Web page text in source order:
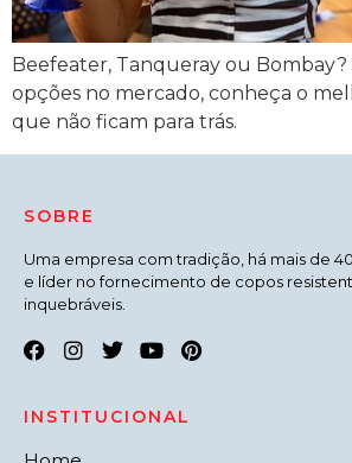
Beefeater, Tanqueray ou Bombay?
opções no mercado, conheça o
que não ficam para trás.
SOBRE
Uma empresa com tradição, há mais de
e líder no fornecimento de copos
inquebráveis.
INSTITUCIONAL